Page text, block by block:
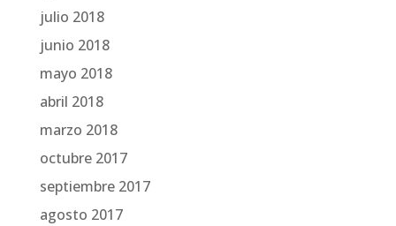
julio 2018
junio 2018
mayo 2018
abril 2018
marzo 2018
octubre 2017
septiembre 2017
agosto 2017